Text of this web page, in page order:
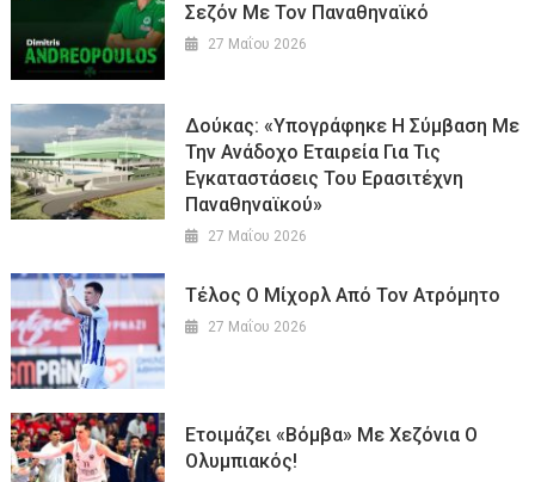
Σεζόν Με Τον Παναθηναϊκό
27 Μαΐου 2026
Δούκας: «Υπογράφηκε Η Σύμβαση Με
Την Ανάδοχο Εταιρεία Για Τις
Εγκαταστάσεις Του Ερασιτέχνη
Παναθηναϊκού»
27 Μαΐου 2026
Τέλος Ο Μίχορλ Από Τον Ατρόμητο
27 Μαΐου 2026
Ετοιμάζει «βόμβα» Με Χεζόνια O
Ολυμπιακός!